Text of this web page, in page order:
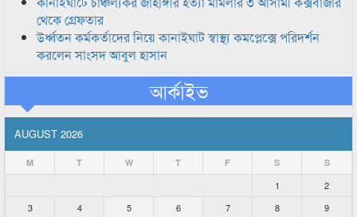
থেকে গ্রেফতার
উর্ধ্বতন কর্মকর্তাদের নিয়ে কানাইঘাট স্বাস্থ্য কমপ্লেক্সে পরিদর্শন
করলেন সাংসদ আবুল হাসান
আর্কাইভ
AUGUST 2026
M T W T F S S
1
2
3
4 5 6 7 8 9